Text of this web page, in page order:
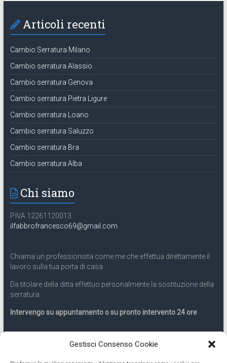
Gestisci Consenso Cookie
Articoli recenti
Cambio Serratura Milano
Cambio serratura Alassio
Cambio serratura Genova
Cambio serratura Pietra Ligure
Cambio serratura Loano
Cambio serratura Saluzzo
Cambio serratura Bra
Cambio serratura Alba
Chi siamo
P.IVA 12261120013
ilfabbrofrancesco69@gmail.com
Chiama un professionista come me che effettua direttamente il
lavoro sulla tua porta di casa .
Da titolare della ditta effettuo personalmente la sostituzione della
serratura .
Intervengo su appuntamento o su pronto intervento 24 ore
Servizio 24 ore